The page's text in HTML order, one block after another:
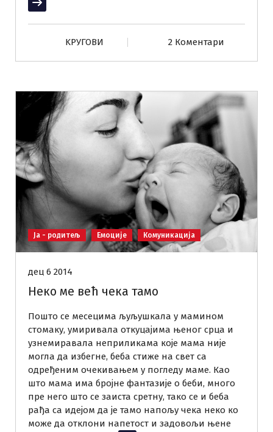
Прочитај више
KРУГОВИ 2 Коментари
Ја - родитељ Емоције Комуникација
дец 6 2014
Неко ме већ чека тамо
Пошто се месецима љуљушкала у мамином
стомаку, умиривала откуцајима њеног срца и
узнемиравала неприликама које мама није
могла да избегне, беба стиже на свет са
одређеним очекивањем у погледу маме. Као
што мама има бројне фантазије о беби, много
пре него што се заиста сретну, тако се и беба
рађа са идејом да је тамо напољу чека неко ко
може да отклони напетост и задовољи њене